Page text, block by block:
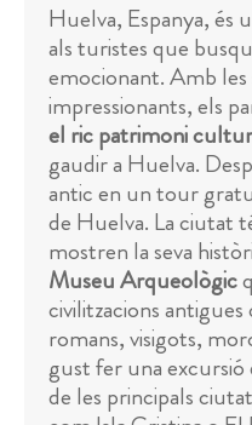
Huelva, Espanya, és
als turistes que
emocionant. Amb les
impressionants, els
el ric patrimoni
gaudir a Huelva.
antic en un tour
de Huelva. La ciutat
mostren la seva
Museu Arqueològic
civilitzacions
romans, visigots,
gust fer una excursió
de les principals